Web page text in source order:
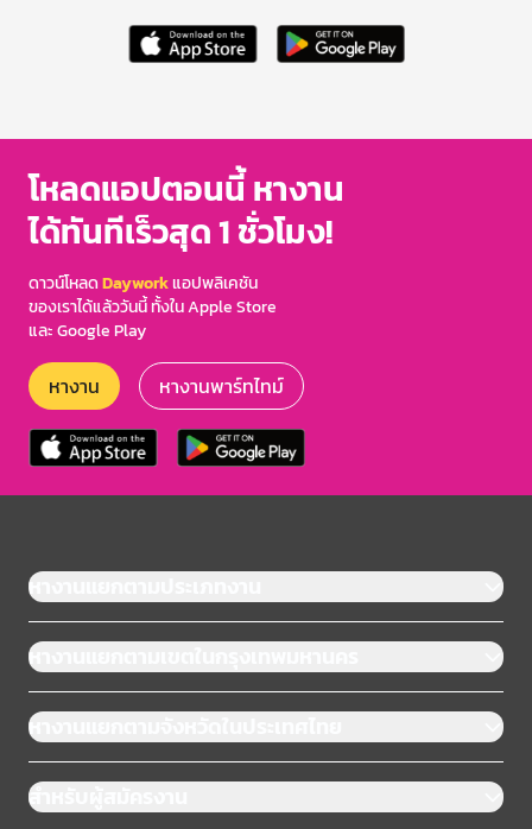
โหลดแอปตอนนี้ หางาน
ได้ทันทีเร็วสุด 1 ชั่วโมง!
ดาวน์โหลดDayworkแอปพลิเคชัน
ของเราได้แล้ววันนี้ ทั้งใน Apple Store
และ Google Play
หางาน หางานพาร์ทไทม์
หางานแยกตามประเภทงาน
หางานแยกตามเขตในกรุงเทพมหานคร
หางานแยกตามจังหวัดในประเทศไทย
สำหรับผู้สมัครงาน